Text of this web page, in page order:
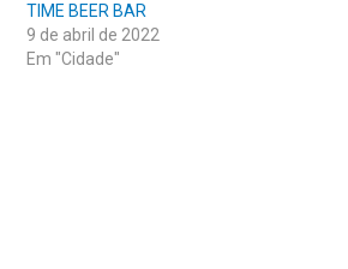
TIME BEER BAR
9 de abril de 2022
Em "Cidade"